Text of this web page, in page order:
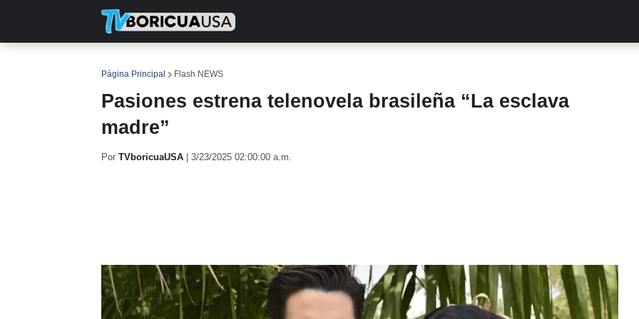
Página Principal Flash NEWS
Pasiones estrena telenovela brasileña “La esclava
madre”
Por TVboricuaUSA 3/23/2025 02:00:00 a.m.